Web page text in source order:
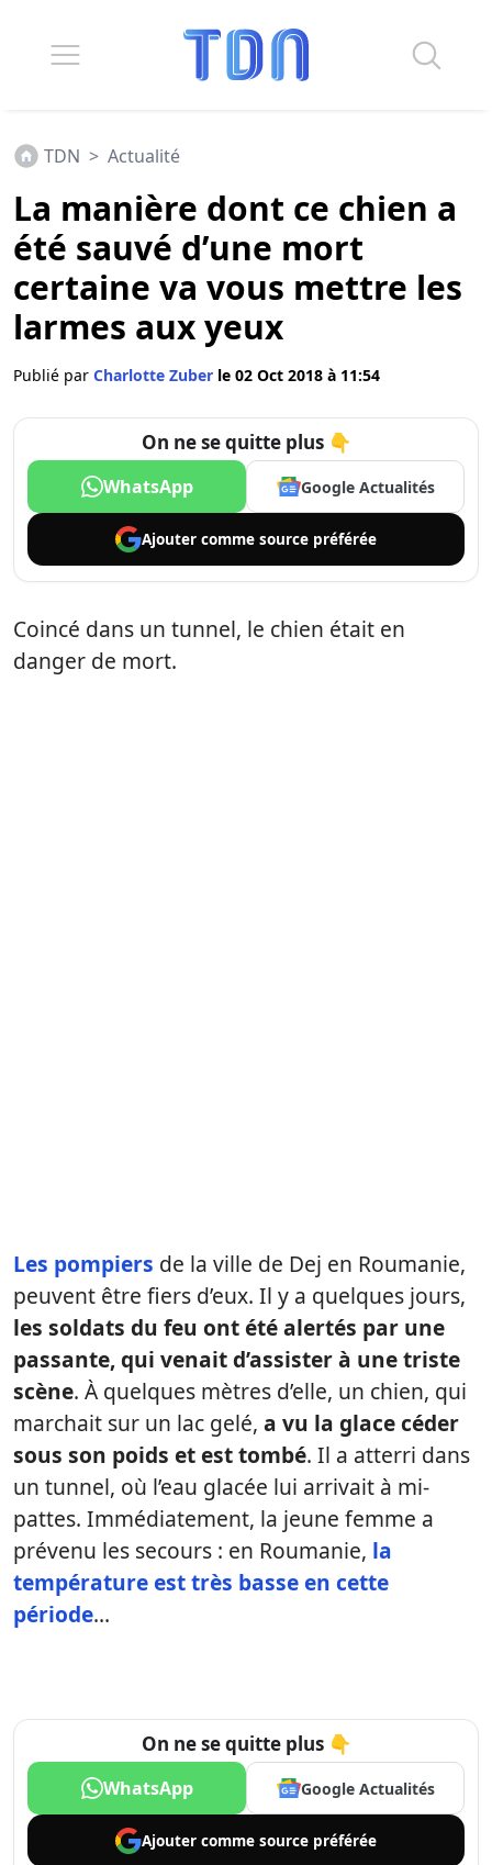
TDN > Actualité
La manière dont ce chien a
été sauvé d’une mort
certaine va vous mettre les
larmes aux yeux
Publié par Charlotte Zuber le 02 Oct 2018 à 11:54
On ne se quitte plus 👇
WhatsApp Google Actualités
Ajouter comme source préférée
Coincé dans un tunnel, le chien était en
danger de mort.
Les pompiers de la ville de Dej en Roumanie,
peuvent être fiers d’eux. Il y a quelques jours,
les soldats du feu ont été alertés par une
passante, qui venait d’assister à une triste
scène. À quelques mètres d’elle, un chien, qui
marchait sur un lac gelé, a vu la glace céder
sous son poids et est tombé. Il a atterri dans
un tunnel, où l’eau glacée lui arrivait à mi-
pattes. Immédiatement, la jeune femme a
prévenu les secours : en Roumanie, la
température est très basse en cette
période…
On ne se quitte plus 👇
WhatsApp Google Actualités
Ajouter comme source préférée